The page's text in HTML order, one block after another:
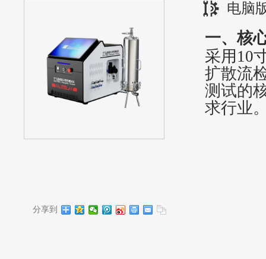
电脑
分享到
一、核
采用 10
扩散流
测试的
求行业